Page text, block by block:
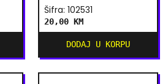
Šifra: 102531
20,00 KM
DODAJ U KORPU